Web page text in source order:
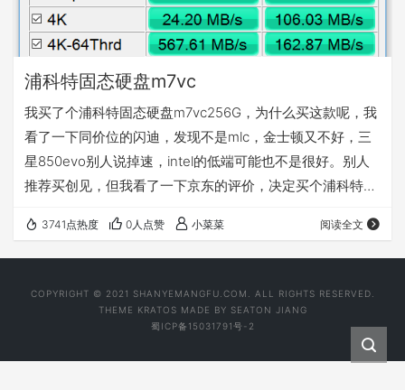
浦科特固态硬盘m7vc
我买了个浦科特固态硬盘m7vc256G，为什么买这款呢，我
看了一下同价位的闪迪，发现不是mlc，金士顿又不好，三
星850evo别人说掉速，intel的低端可能也不是很好。别人
推荐买创见，但我看了一下京东的评价，决定买个浦科特
但是写入280，读480，我问了问客服，说，这已经很好
了，我也是没办法，不过官方推荐的软件可以装一下，
3741点热度 0人点赞 小菜菜 阅读全文
COPYRIGHT © 2021 SHANYEMANGFU.COM. ALL RIGHTS RESERVED.
THEME KRATOS MADE BY SEATON JIANG
蜀ICP备15031791号-2